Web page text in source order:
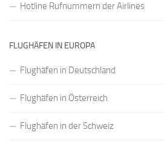
Hotline Rufnummern der Airlines
FLUGHÄFEN IN EUROPA
Flughäfen in Deutschland
Flughäfen in Österreich
Flughäfen in der Schweiz